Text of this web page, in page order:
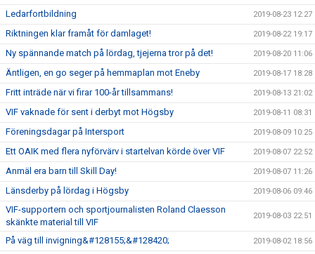
Ledarfortbildning 2019-08-23 12:27
Riktningen klar framåt för damlaget! 2019-08-22 19:17
Ny spännande match på lördag, tjejerna tror på det! 2019-08-20 11:06
Äntligen, en go seger på hemmaplan mot Eneby 2019-08-17 18:28
Fritt inträde när vi firar 100-år tillsammans! 2019-08-13 21:02
VIF vaknade för sent i derbyt mot Högsby 2019-08-11 08:31
Föreningsdagar på Intersport 2019-08-09 10:25
Ett OAIK med flera nyförvärv i startelvan körde över VIF 2019-08-07 22:52
Anmäl era barn till Skill Day! 2019-08-07 11:26
Länsderby på lördag i Högsby 2019-08-06 09:46
VIF-supportern och sportjournalisten Roland Claesson
skänkte material till VIF
2019-08-03 22:51
På väg till invigning&#128155;&#128420; 2019-08-02 18:56